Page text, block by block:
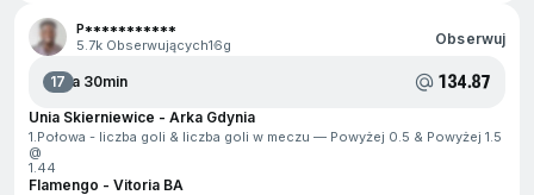
P***********
5.7k Obserwujących16g Obserwuj
17Za 30min 134.87
Unia Skierniewice - Arka Gdynia
1.Połowa - liczba goli & liczba goli w meczu — Powyżej 0.5 & Powyżej 1.5
@
1.44
Flamengo - Vitoria BA